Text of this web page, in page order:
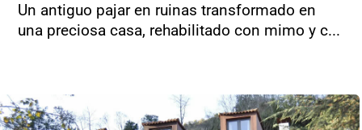
Un antiguo pajar en ruinas transformado en
una preciosa casa, rehabilitado con mimo y c...